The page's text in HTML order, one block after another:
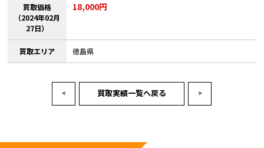
買取価格
（2024年02月
27日）
18,000円
買取エリア 徳島県
< 買取実績一覧へ戻る >